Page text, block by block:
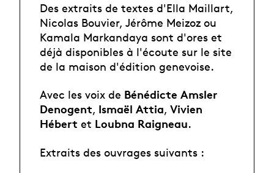
Des extraits de textes d'Ella Maillart,
Nicolas Bouvier, Jérôme Meizoz ou
Kamala Markandaya sont d'ores et
déjà disponibles à l'écoute sur le site
de la maison d'édition genevoise.
Avec les voix de Bénédicte Amsler
Denogent, Ismaël Attia, Vivien
Hébert et Loubna Raigneau.
Extraits des ouvrages suivants :